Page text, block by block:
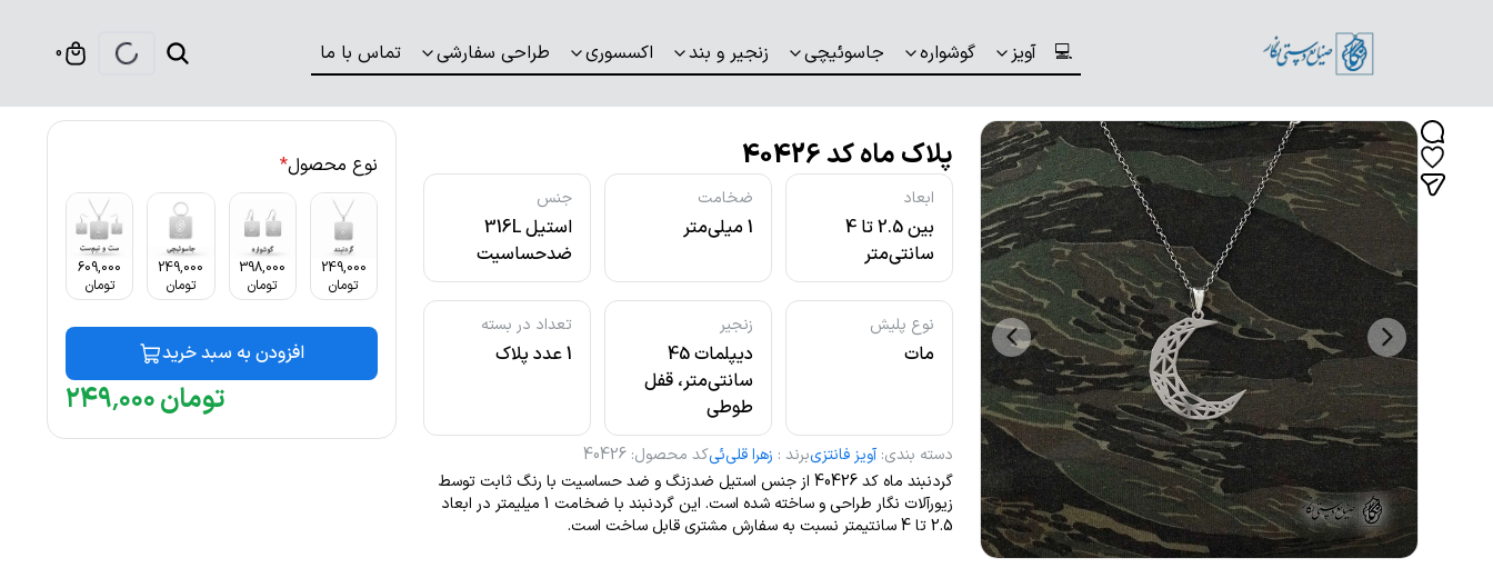
💻 آویز گوشواره جاسوئیچی زنجیر و بند اکسسوری طراحی سفارشی تماس با ما 0
پلاک ماه کد 40426
ابعاد
بین 2.5 تا 4
سانتی‌متر
ضخامت
1 میلی‌متر
جنس
استیل 316L
ضدحساسیت
نوع پلیش
مات
زنجیر
دیپلمات 45
سانتی‌متر، قفل
طوطی
تعداد در بسته
1 عدد پلاک
دسته بندی: آویز فانتزیبرند : زهرا قلی‌ئیکد محصول:
40426
گردنبند ماه کد 40426 از جنس استیل ضدزنگ و ضد حساسیت با رنگ ثابت توسط
زیورآلات نگار طراحی و ساخته شده است. این گردنبند با ضخامت 1 میلیمتر در ابعاد
2.5 تا 4 سانتیمتر نسبت به سفارش مشتری قابل ساخت است.
نوع محصول*
249,000
تومان
398,000
تومان
249,000
تومان
609,000
تومان
افزودن به سبد خرید
۲۴۹٬۰۰۰تومان